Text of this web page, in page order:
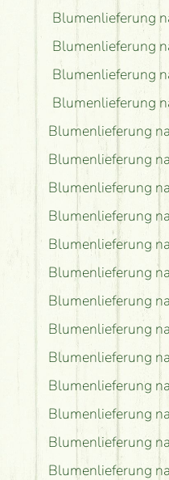
Blumenlieferung
Blumenlieferung
Blumenlieferung
Blumenlieferung
Blumenlieferung
Blumenlieferung
Blumenlieferung
Blumenlieferung
Blumenlieferung
Blumenlieferung
Blumenlieferung
Blumenlieferung
Blumenlieferung
Blumenlieferung
Blumenlieferung
Blumenlieferung
Blumenlieferung